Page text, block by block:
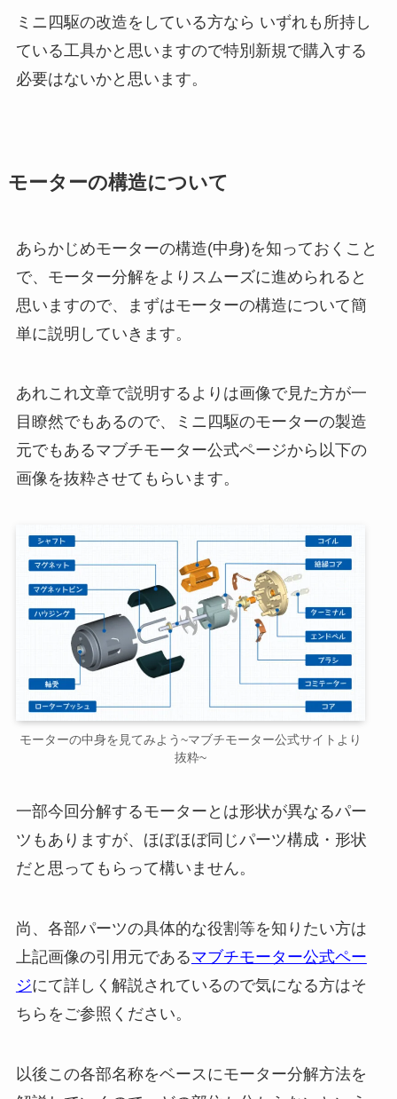
ミニ四駆の改造をしている方なら いずれも所持し
ている工具かと思いますので特別新規で購入する
必要はないかと思います。
モーターの構造について
あらかじめモーターの構造(中身)を知っておくこと
で、モーター分解をよりスムーズに進められると
思いますので、まずはモーターの構造について簡
単に説明していきます。
あれこれ文章で説明するよりは画像で見た方が一
目瞭然でもあるので、ミニ四駆のモーターの製造
元でもあるマブチモーター公式ページから以下の
画像を抜粋させてもらいます。
モーターの中身を見てみよう~マブチモーター公式サイトより
抜粋~
一部今回分解するモーターとは形状が異なるパー
ツもありますが、ほぼほぼ同じパーツ構成・形状
だと思ってもらって構いません。
尚、各部パーツの具体的な役割等を知りたい方は
上記画像の引用元であるマブチモーター公式ペー
ジにて詳しく解説されているので気になる方はそ
ちらをご参照ください。
以後この各部名称をベースにモーター分解方法を